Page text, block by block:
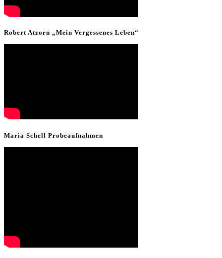
Robert Atzorn „Mein Vergessenes Leben“
Maria Schell Probeaufnahmen